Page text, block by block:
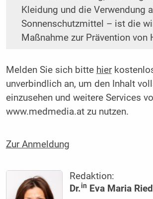
Kleidung und die Verwendung
Sonnenschutzmittel – ist die
Maßnahme zur Prävention von
Melden Sie sich bitte hier
unverbindlich an, um den Inhalt
einzusehen und weitere Services
www.medmedia.at zu nutzen.
Zur Anmeldung
Redaktion:
Dr.in Eva Maria